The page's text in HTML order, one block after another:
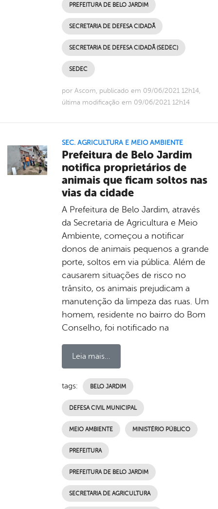
PREFEITURA DE BELO JARDIM
SECRETARIA DE DEFESA CIDADÃ
SECRETARIA DE DEFESA CIDADÃ (SEDEC)
SEDEC
por Ascom, publicado em 09/06/2021 12h14,
última modificação em 09/06/2021 12h14
SEC. AGRICULTURA E MEIO AMBIENTE
Prefeitura de Belo Jardim
notifica proprietários de
animais que ficam soltos nas
vias da cidade
A Prefeitura de Belo Jardim, através
da Secretaria de Agricultura e Meio
Ambiente, começou a notificar
donos de animais pequenos a grande
porte, soltos em via pública. Além de
causarem situações de risco no
trânsito, os animais prejudicam a
manutenção da limpeza das ruas. Um
homem, residente no bairro do Bom
Conselho, foi notificado na
Leia mais...
tags: BELO JARDIM
DEFESA CIVIL MUNICIPAL
MEIO AMBIENTE MINISTÉRIO PÚBLICO
PREFEITURA
PREFEITURA DE BELO JARDIM
SECRETARIA DE AGRICULTURA